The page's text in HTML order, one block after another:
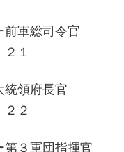
ー前軍総司令官
大統領府長官
ー第３軍団指揮官